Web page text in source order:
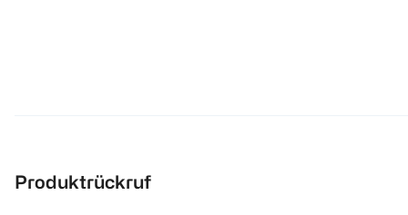
Produktrückruf